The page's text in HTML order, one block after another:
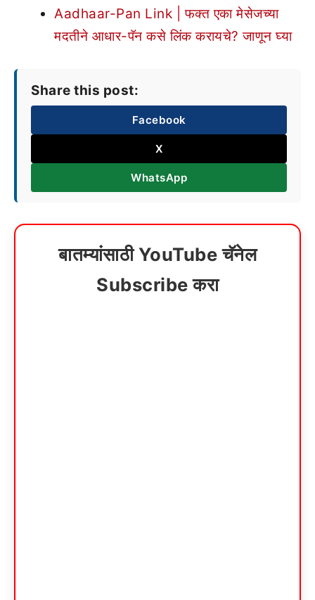
Aadhaar-Pan Link | फक्त एका मेसेजच्या
मदतीने आधार-पॅन कसे लिंक करायचे? जाणून घ्या
Share this post:
Facebook
X
WhatsApp
बातम्यांसाठी YouTube चॅनेल
Subscribe करा